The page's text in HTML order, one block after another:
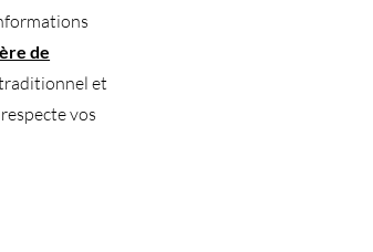
de
et
vos